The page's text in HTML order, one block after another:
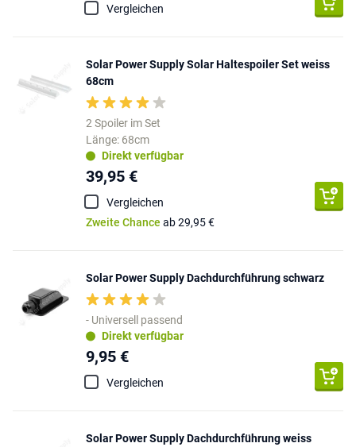
Vergleichen
Solar Power Supply Solar Haltespoiler Set weiss
68cm
2 Spoiler im Set
Länge: 68cm
Direkt verfügbar
39,95 €
Vergleichen
Zweite Chance ab 29,95 €
Solar Power Supply Dachdurchführung schwarz
- Universell passend
Direkt verfügbar
9,95 €
Vergleichen
Solar Power Supply Dachdurchführung weiss